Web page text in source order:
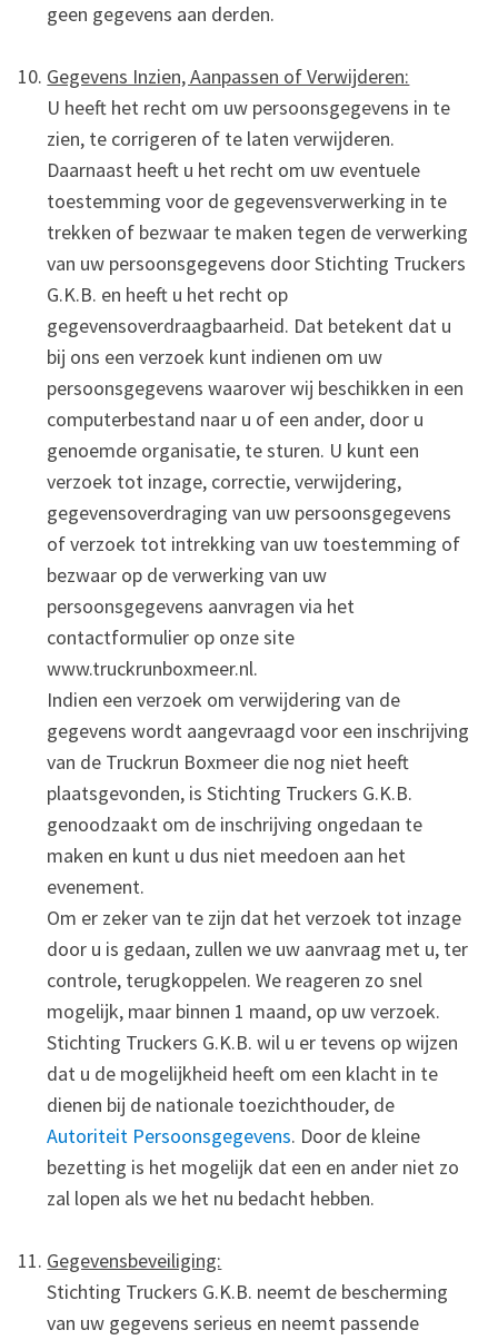
geen gegevens aan derden.
Gegevens Inzien, Aanpassen of Verwijderen:
U heeft het recht om uw persoonsgegevens in te
zien, te corrigeren of te laten verwijderen.
Daarnaast heeft u het recht om uw eventuele
toestemming voor de gegevensverwerking in te
trekken of bezwaar te maken tegen de verwerking
van uw persoonsgegevens door Stichting Truckers
G.K.B. en heeft u het recht op
gegevensoverdraagbaarheid. Dat betekent dat u
bij ons een verzoek kunt indienen om uw
persoonsgegevens waarover wij beschikken in een
computerbestand naar u of een ander, door u
genoemde organisatie, te sturen. U kunt een
verzoek tot inzage, correctie, verwijdering,
gegevensoverdraging van uw persoonsgegevens
of verzoek tot intrekking van uw toestemming of
bezwaar op de verwerking van uw
persoonsgegevens aanvragen via het
contactformulier op onze site
www.truckrunboxmeer.nl.
Indien een verzoek om verwijdering van de
gegevens wordt aangevraagd voor een inschrijving
van de Truckrun Boxmeer die nog niet heeft
plaatsgevonden, is Stichting Truckers G.K.B.
genoodzaakt om de inschrijving ongedaan te
maken en kunt u dus niet meedoen aan het
evenement.
Om er zeker van te zijn dat het verzoek tot inzage
door u is gedaan, zullen we uw aanvraag met u, ter
controle, terugkoppelen. We reageren zo snel
mogelijk, maar binnen 1 maand, op uw verzoek.
Stichting Truckers G.K.B. wil u er tevens op wijzen
dat u de mogelijkheid heeft om een klacht in te
dienen bij de nationale toezichthouder, de
Autoriteit Persoonsgegevens. Door de kleine
bezetting is het mogelijk dat een en ander niet zo
zal lopen als we het nu bedacht hebben.
Gegevensbeveiliging:
Stichting Truckers G.K.B. neemt de bescherming
van uw gegevens serieus en neemt passende